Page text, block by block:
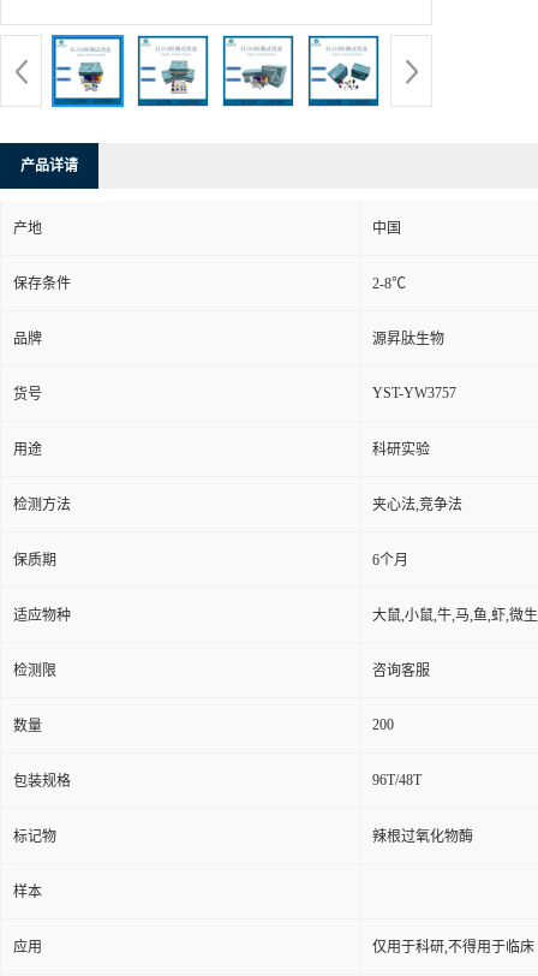
产品详请
产地 中国
保存条件 2-8℃
品牌 源昇肽生物
货号 YST-YW3757
用途 科研实验
检测方法 夹心法,竞争法
保质期 6个月
适应物种 大鼠,小鼠,牛,马,鱼,虾,微
检测限 咨询客服
数量 200
包装规格 96T/48T
标记物 辣根过氧化物酶
样本
应用 仅用于科研,不得用于临床